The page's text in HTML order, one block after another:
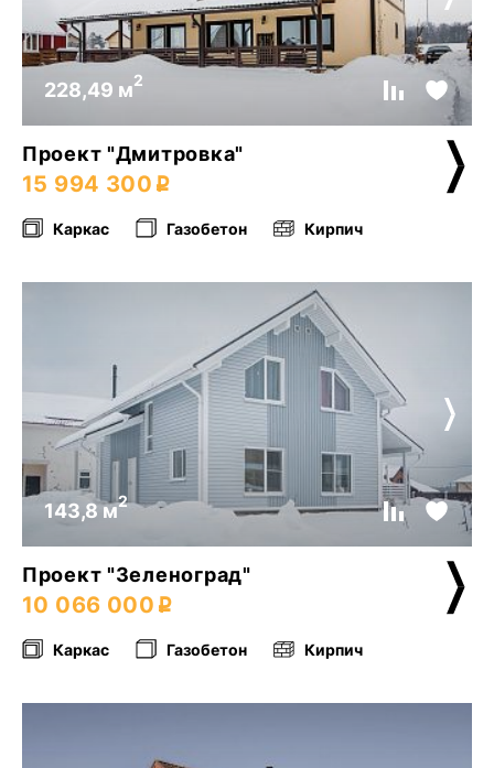
228,49 м2
Проект "Дмитровка"
15 994 300
Каркас Газобетон Кирпич
143,8 м2
Проект "Зеленоград"
10 066 000
Каркас Газобетон Кирпич